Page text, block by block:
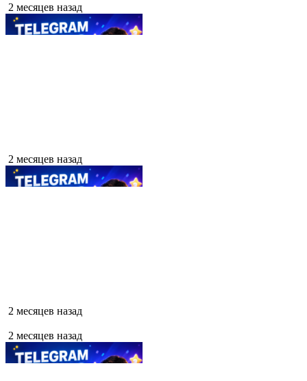
2 месяцев назад
2 месяцев назад
2 месяцев назад
2 месяцев назад